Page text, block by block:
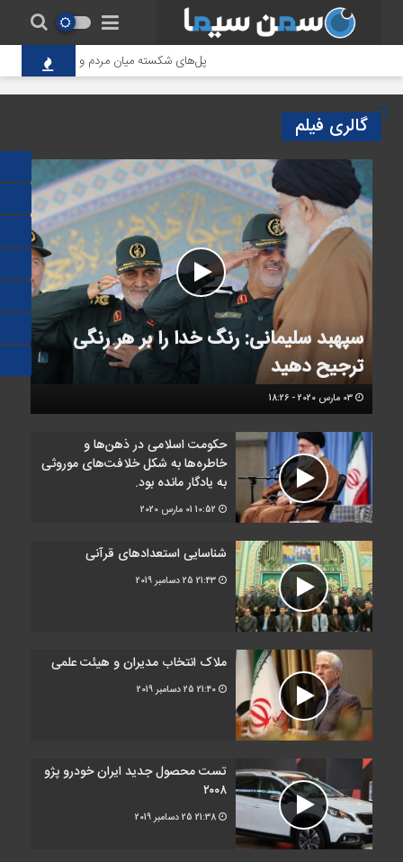
پل‌های شکسته میان مردم و حاکمیت؛ تاوانِ
گالری فیلم
سپهبد سلیمانی: رنگ خدا را بر هر رنگی
ترجیح دهید
حکومت اسلامی در ذهن‌ها و
خاطره‌ها به شکل خلافت‌های موروثی
به یادگار مانده بود.
01 مارس 2020
شناسایی استعدادهای قرآنی
25 دسامبر 2019
ملاک انتخاب مدیران و هیئت علمی
25 دسامبر 2019
تست محصول جدید ایران خودرو پژو
۲۰۰۸
25 دسامبر 2019